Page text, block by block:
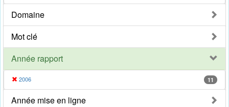
Domaine
Mot clé
Année rapport
2006 11
Année mise en ligne